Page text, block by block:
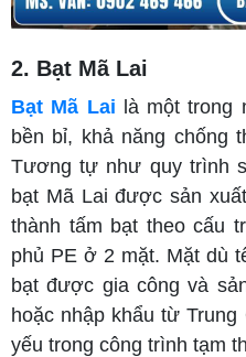
2. Bạt Mã Lai
Bạt Mã Lai là một trong
bền bỉ, khả năng chống
Tương tự như quy trình
bạt Mã Lai được sản
thành tấm bạt theo cấu
phủ PE ở 2 mặt. Mặt dù
bạt được gia công và
hoặc nhập khẩu từ
yếu trong công trình tạm